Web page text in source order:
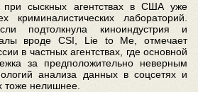
при сыскных агентствах в США уже
криминалистических лабораторий.
подтолкнула киноиндустрия и
вроде CSI, Lie to Me, отмечает
в частных агентствах, где основной
за предположительно неверным
анализа данных в соцсетях и
тоже нелишнее.